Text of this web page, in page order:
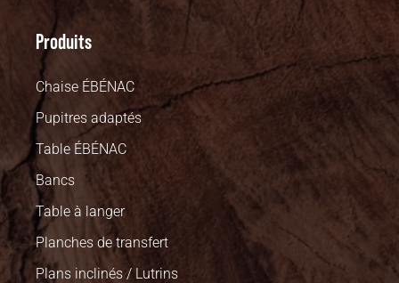
Produits
Chaise ÉBÉNAC
Pupitres adaptés
Table ÉBÉNAC
Bancs
Table à langer
Planches de transfert
Plans inclinés / Lutrins